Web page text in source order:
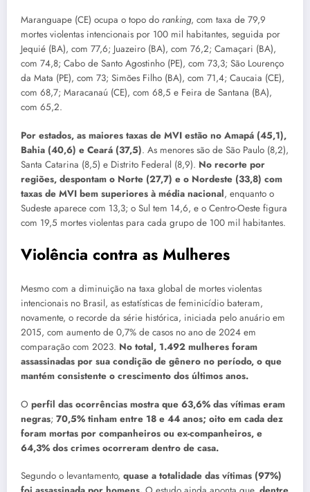
Maranguape (CE) ocupa o topo do ranking, com taxa de 79,9
mortes violentas intencionais por 100 mil habitantes, seguida por
Jequié (BA), com 77,6; Juazeiro (BA), com 76,2; Camaçari (BA),
com 74,8; Cabo de Santo Agostinho (PE), com 73,3; São Lourenço
da Mata (PE), com 73; Simões Filho (BA), com 71,4; Caucaia (CE),
com 68,7; Maracanaú (CE), com 68,5 e Feira de Santana (BA),
com 65,2.
Por estados, as maiores taxas de MVI estão no Amapá (45,1),
Bahia (40,6) e Ceará (37,5). As menores são de São Paulo (8,2),
Santa Catarina (8,5) e Distrito Federal (8,9). No recorte por
regiões, despontam o Norte (27,7) e o Nordeste (33,8) com
taxas de MVI bem superiores à média nacional, enquanto o
Sudeste aparece com 13,3; o Sul tem 14,6, e o Centro-Oeste figura
com 19,5 mortes violentas para cada grupo de 100 mil habitantes.
Violência contra as Mulheres
Mesmo com a diminuição na taxa global de mortes violentas
intencionais no Brasil, as estatísticas de feminicídio bateram,
novamente, o recorde da série histórica, iniciada pelo anuário em
2015, com aumento de 0,7% de casos no ano de 2024 em
comparação com 2023. No total, 1.492 mulheres foram
assassinadas por sua condição de gênero no período, o que
mantém consistente o crescimento dos últimos anos.
O perfil das ocorrências mostra que 63,6% das vítimas eram
negras; 70,5% tinham entre 18 e 44 anos; oito em cada dez
foram mortas por companheiros ou ex-companheiros, e
64,3% dos crimes ocorreram dentro de casa.
Segundo o levantamento, quase a totalidade das vítimas (97%)